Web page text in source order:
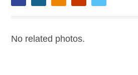
No related photos.